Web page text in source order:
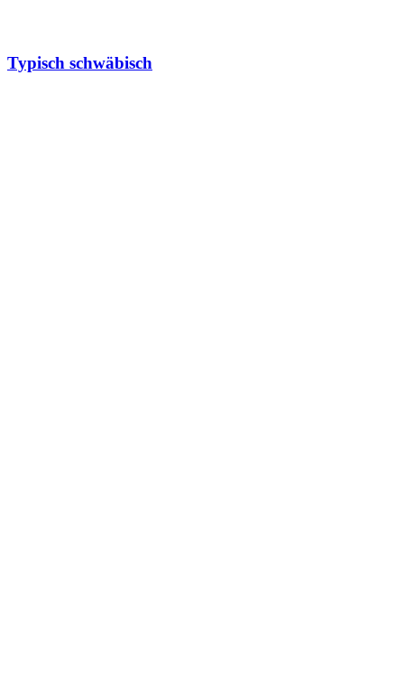
Typisch schwäbisch